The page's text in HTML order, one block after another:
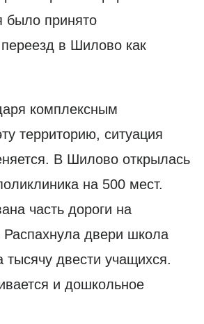
было принято
в Шилово как
комплексным
территорию, ситуация
В Шилово открылась
на 500 мест.
часть дороги на
Распахнула двери школа
двести учащихся.
и дошкольное